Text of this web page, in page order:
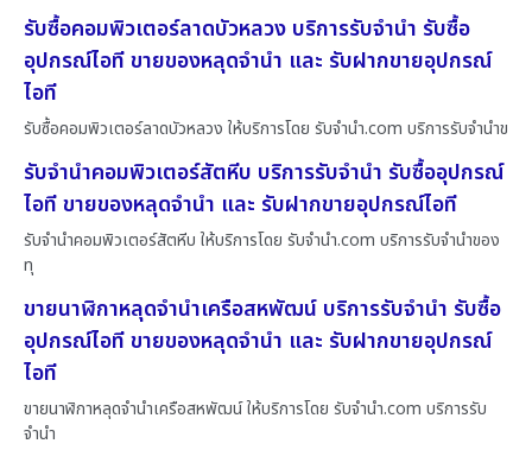
รับซื้อคอมพิวเตอร์ลาดบัวหลวง บริการรับจำนำ รับซื้อ
อุปกรณ์ไอที ขายของหลุดจำนำ และ รับฝากขายอุปกรณ์
ไอที
รับซื้อคอมพิวเตอร์ลาดบัวหลวง ให้บริการโดย รับจํานํา.com บริการรับจำนำข
รับจำนำคอมพิวเตอร์สัตหีบ บริการรับจำนำ รับซื้ออุปกรณ์
ไอที ขายของหลุดจำนำ และ รับฝากขายอุปกรณ์ไอที
รับจำนำคอมพิวเตอร์สัตหีบ ให้บริการโดย รับจํานํา.com บริการรับจำนำของ
ทุ
ขายนาฬิกาหลุดจำนำเครือสหพัฒน์ บริการรับจำนำ รับซื้อ
อุปกรณ์ไอที ขายของหลุดจำนำ และ รับฝากขายอุปกรณ์
ไอที
ขายนาฬิกาหลุดจำนำเครือสหพัฒน์ ให้บริการโดย รับจํานํา.com บริการรับ
จำนำ